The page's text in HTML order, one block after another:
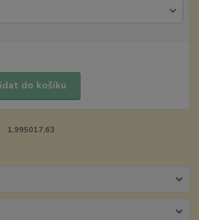
do košíku
1,995017,63